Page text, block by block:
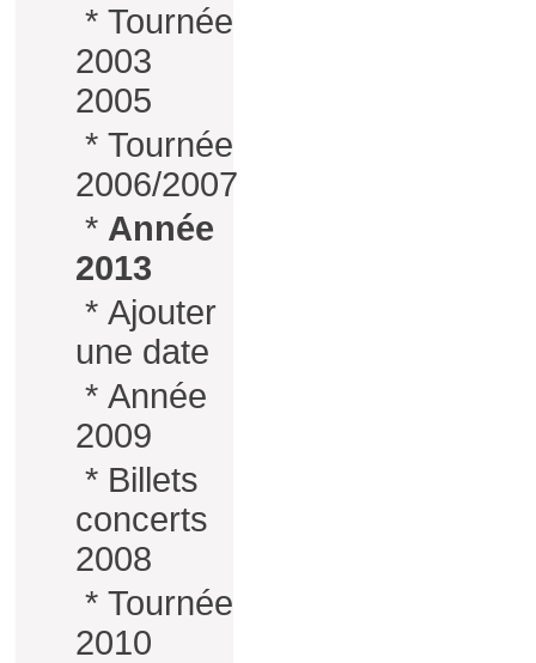
* Tournée
2003
2005
* Tournée
2006/2007
* Année
2013
* Ajouter
une date
* Année
2009
* Billets
concerts
2008
* Tournée
2010